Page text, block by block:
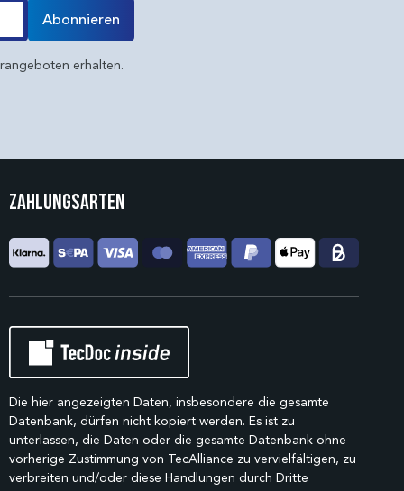
Abonnieren
erhalten.
Zahlungsarten
Die hier angezeigten Daten, insbesondere die gesamte
Datenbank, dürfen nicht kopiert werden. Es ist zu
unterlassen, die Daten oder die gesamte Datenbank ohne
vorherige Zustimmung von TecAlliance zu vervielfältigen, zu
verbreiten und/oder diese Handlungen durch Dritte